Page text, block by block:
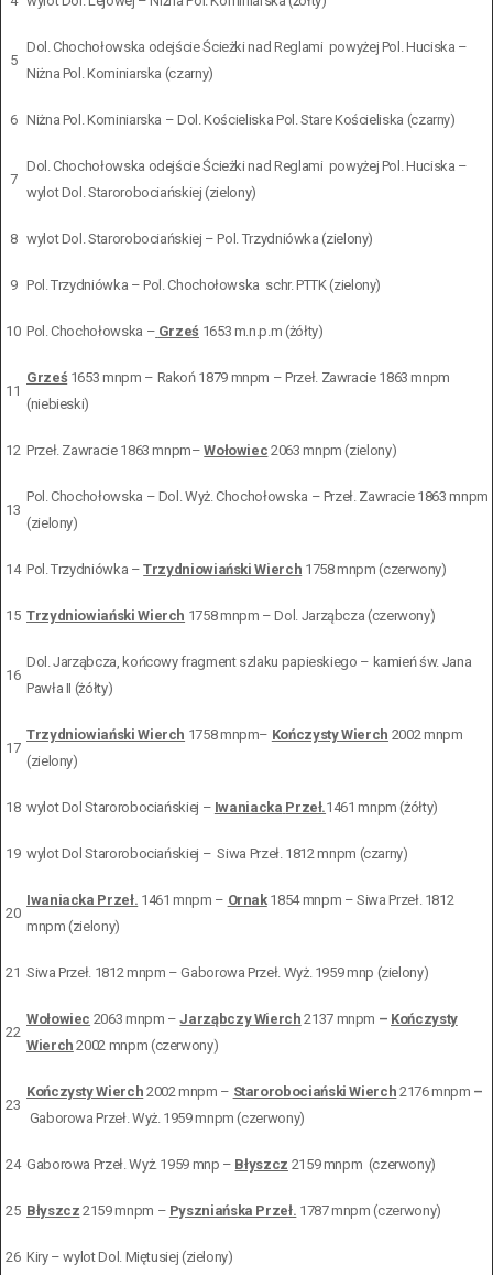
5
Dol. Chochołowska odejście Ścieżki nad Reglami powyżej Pol. Huciska –
Niżna Pol. Kominiarska (czarny)
6 Niżna Pol. Kominiarska – Dol. Kościeliska Pol. Stare Kościeliska (czarny)
7
Dol. Chochołowska odejście Ścieżki nad Reglami powyżej Pol. Huciska –
wylot Dol. Starorobociańskiej (zielony)
8 wylot Dol. Starorobociańskiej – Pol. Trzydniówka (zielony)
9 Pol. Trzydniówka – Pol. Chochołowska schr. PTTK (zielony)
10 Pol. Chochołowska – Grześ 1653 m.n.p.m (żółty)
11
Grześ 1653 mnpm – Rakoń 1879 mnpm – Przeł. Zawracie 1863 mnpm
(niebieski)
12 Przeł. Zawracie 1863 mnpm–Wołowiec 2063 mnpm (zielony)
13
Pol. Chochołowska – Dol. Wyż. Chochołowska – Przeł. Zawracie 1863 mnpm
(zielony)
14 Pol. Trzydniówka –Trzydniowiański Wierch 1758 mnpm (czerwony)
15 Trzydniowiański Wierch 1758 mnpm – Dol. Jarząbcza (czerwony)
16
Dol. Jarząbcza, końcowy fragment szlaku papieskiego – kamień św. Jana
Pawła II (żółty)
17
Trzydniowiański Wierch 1758 mnpm– Kończysty Wierch 2002 mnpm
(zielony)
18 wylot Dol Starorobociańskiej – Iwaniacka Przeł.1461 mnpm (żółty)
19 wylot Dol Starorobociańskiej – Siwa Przeł. 1812 mnpm (czarny)
20
Iwaniacka Przeł. 1461 mnpm – Ornak1854 mnpm – Siwa Przeł. 1812
mnpm (zielony)
21 Siwa Przeł. 1812 mnpm – Gaborowa Przeł. Wyż. 1959 mnp (zielony)
22
Wołowiec 2063 mnpm –Jarząbczy Wierch 2137 mnpm – Kończysty
Wierch 2002 mnpm (czerwony)
23
Kończysty Wierch 2002 mnpm – Starorobociański Wierch 2176 mnpm –
Gaborowa Przeł. Wyż. 1959 mnpm (czerwony)
24 Gaborowa Przeł. Wyż. 1959 mnp – Błyszcz 2159 mnpm (czerwony)
25 Błyszcz 2159 mnpm – Pyszniańska Przeł. 1787 mnpm (czerwony)
26 Kiry – wylot Dol. Miętusiej (zielony)